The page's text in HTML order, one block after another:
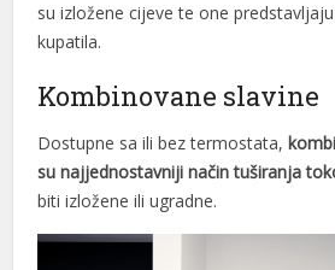
su izložene cijeve te one
kupatila.
Kombinovane slavine
Dostupne sa ili bez termostata,
su najjednostavniji način tuširanja
biti izložene ili ugradne.